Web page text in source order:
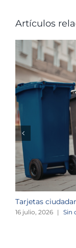
Artículos
Tarjetas
16 julio, 2026 | Sin